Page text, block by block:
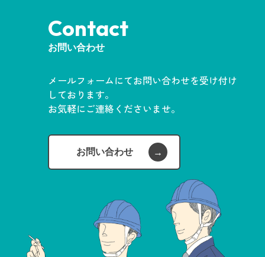
Contact
お問い合わせ
メールフォームにてお問い合わせを受け付け
しております。
お気軽にご連絡くださいませ。
お問い合わせ →